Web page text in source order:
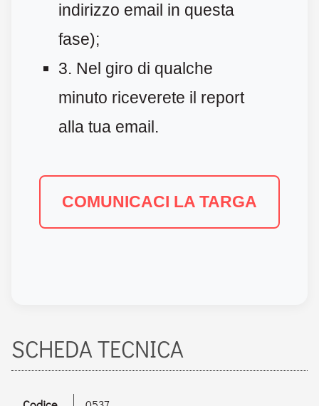
indirizzo email in questa
fase);
3. Nel giro di qualche
minuto riceverete il report
alla tua email.
COMUNICACI LA TARGA
SCHEDA TECNICA